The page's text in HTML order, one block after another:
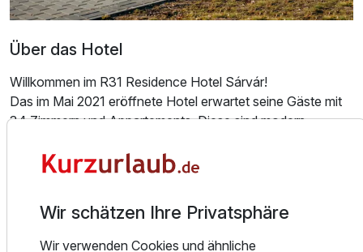
Über das Hotel
Willkommen im R31 Residence Hotel Sárvár!
Das im Mai 2021 eröffnete Hotel erwartet seine Gäste mit
34 Zimmern und Appartements. Diese sind modern
unmittelbarer Nähe befindet sich das Stadtzentrum, das
Am Morgen wird ein reichhaltiges Frühstücksbuffet
Wir schätzen Ihre Privatsphäre
Wir verwenden Cookies und ähnliche